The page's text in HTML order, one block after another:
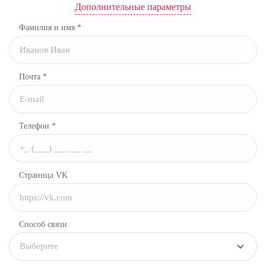
Дополнительные параметры
Фамилия и имя *
Почта *
Телефон *
Страница VK
Способ связи
Выберите